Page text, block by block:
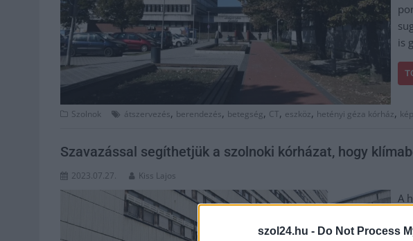
szol24.hu - Do Not Process
is
Szolnok átszervezés, berendezés, betegség, CT, eszköz, hetényi géza kórház,
Szavazással segíthetjük a szolnoki kórházat, hogy
2023.07.27. Kiss Lajos
A